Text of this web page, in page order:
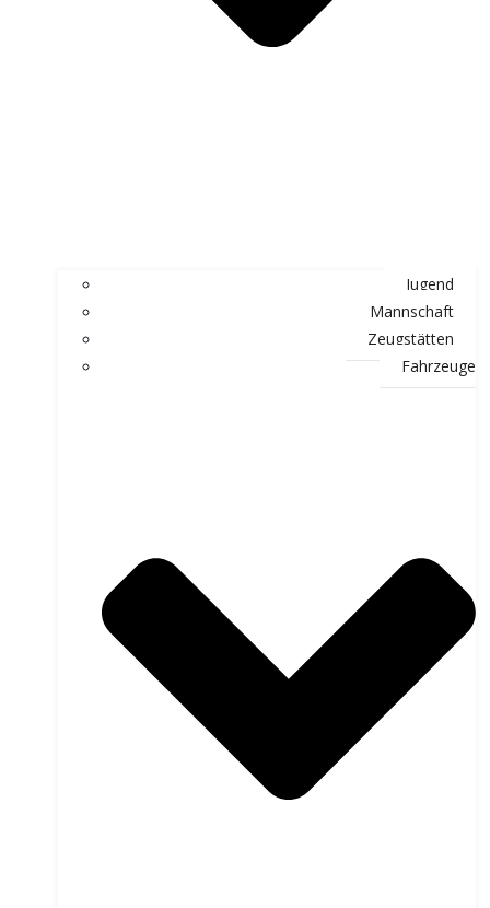
Jugend
Mannschaft
Zeugstätten
Fahrzeuge